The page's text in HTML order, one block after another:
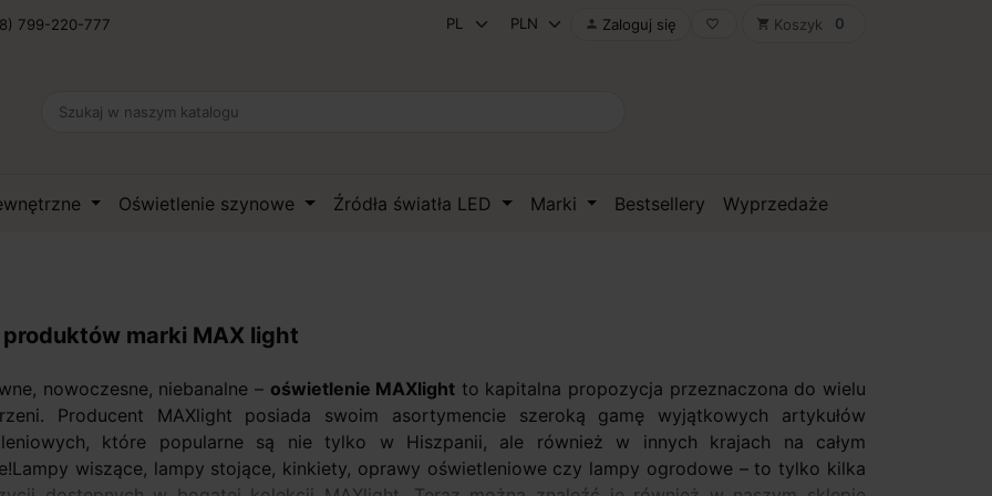
799-220-777  Zaloguj się favorite_border shopping_cart Koszyk 0
Oświetlenie szynowe Źródła światła LED Marki Bestsellery Wyprzedaże
marki MAX light
nowoczesne, niebanalne – oświetlenie MAXlight to kapitalna propozycja przeznaczona do wielu
Producent MAXlight posiada swoim asortymencie szeroką gamę wyjątkowych artykułów
które popularne są nie tylko w Hiszpanii, ale również w innych krajach na całym
wiszące, lampy stojące, kinkiety, oprawy oświetleniowe czy lampy ogrodowe – to tylko kilka